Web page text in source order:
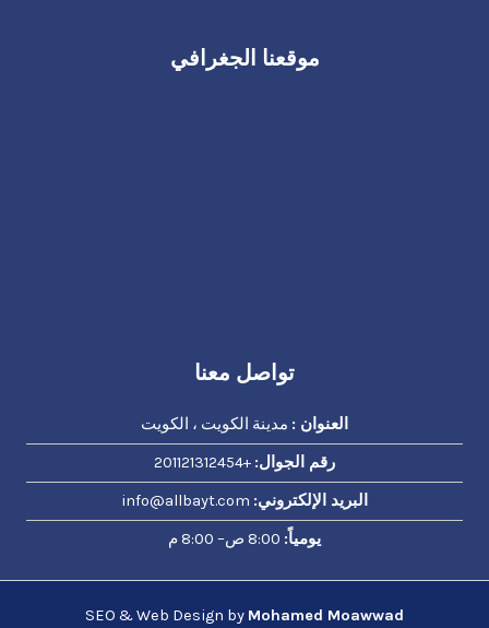
موقعنا الجغرافي
تواصل معنا
العنوان : مدينة الكويت ، الكويت
رقم الجوال: +201121312454
البريد الإلكتروني:
يومياً:
SEO & Web Design by Mohamed Moawwad